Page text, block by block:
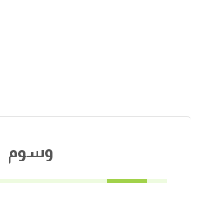
وسوم